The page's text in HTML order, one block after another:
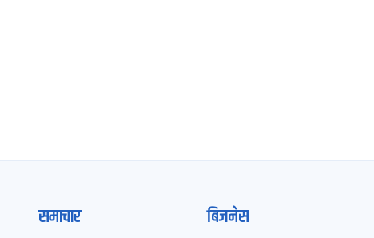
समाचार बिजनेस